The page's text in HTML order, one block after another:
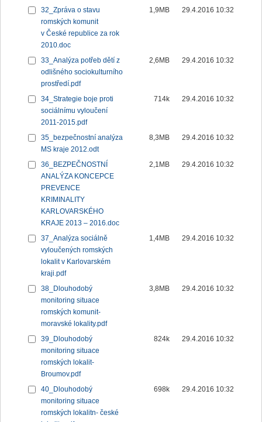
32_Zpráva o stavu
romských komunit
v České republice za rok
2010.doc
1,9MB 29.4.2016 10:32
33_Analýza potřeb dětí z
odlišného sociokulturního
prostředí.pdf
2,6MB 29.4.2016 10:32
34_Strategie boje proti
sociálnímu vyloučení
2011-2015.pdf
714k 29.4.2016 10:32
35_bezpečnostní analýza
MS kraje 2012.odt
8,3MB 29.4.2016 10:32
36_BEZPEČNOSTNÍ
ANALÝZA KONCEPCE
PREVENCE
KRIMINALITY
KARLOVARSKÉHO
KRAJE 2013 – 2016.doc
2,1MB 29.4.2016 10:32
37_Analýza sociálně
vyloučených romských
lokalit v Karlovarském
kraji.pdf
1,4MB 29.4.2016 10:32
38_Dlouhodobý
monitoring situace
romských komunit-
moravské lokality.pdf
3,8MB 29.4.2016 10:32
39_Dlouhodobý
monitoring situace
romských lokalit-
Broumov.pdf
824k 29.4.2016 10:32
40_Dlouhodobý
monitoring situace
romských lokalitn- české
698k 29.4.2016 10:32